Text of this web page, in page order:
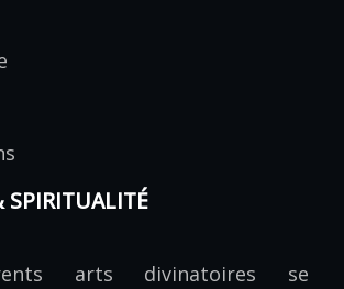
SPIRITUALITÉ
arts divinatoires se